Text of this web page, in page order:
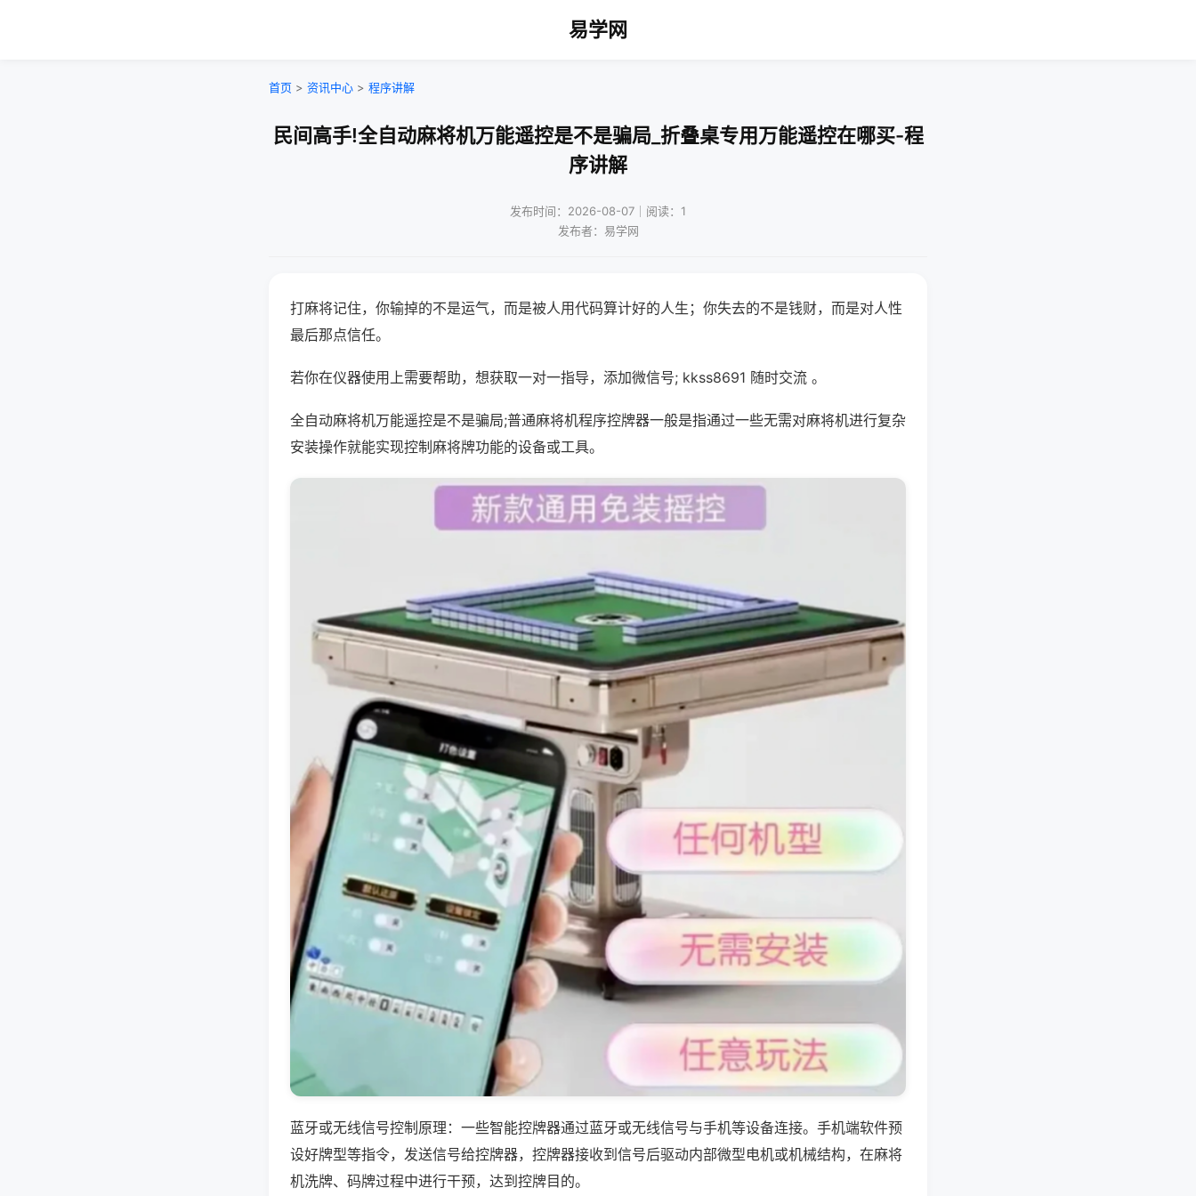
易学网
首页 > 资讯中心 > 程序讲解
民间高手!全自动麻将机万能遥控是不是骗局_折叠桌专用万能遥控在哪买-程
序讲解
发布时间：2026-08-07｜阅读：1
发布者：易学网
打麻将记住，你输掉的不是运气，而是被人用代码算计好的人生；你失去的不是钱财，而是对人性
最后那点信任。
若你在仪器使用上需要帮助，想获取一对一指导，添加微信号; kkss8691 随时交流 。
全自动麻将机万能遥控是不是骗局;普通麻将机程序控牌器一般是指通过一些无需对麻将机进行复杂
安装操作就能实现控制麻将牌功能的设备或工具。
蓝牙或无线信号控制原理：一些智能控牌器通过蓝牙或无线信号与手机等设备连接。手机端软件预
设好牌型等指令，发送信号给控牌器，控牌器接收到信号后驱动内部微型电机或机械结构，在麻将
机洗牌、码牌过程中进行干预，达到控牌目的。